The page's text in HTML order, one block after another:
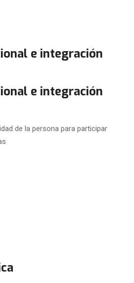
e integración
e integración
de la persona para participar